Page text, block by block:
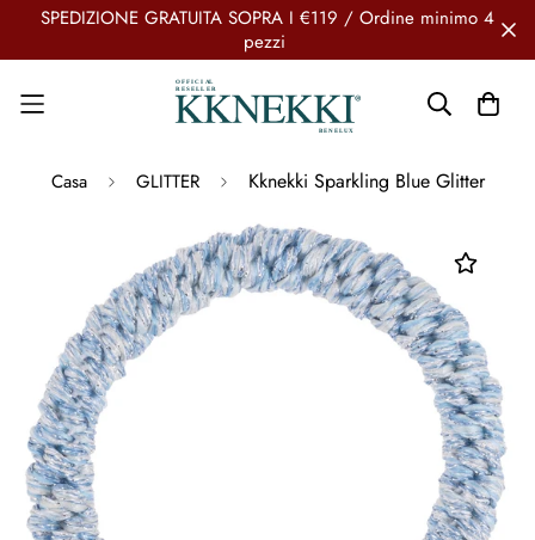
SPEDIZIONE GRATUITA SOPRA I €119 / Ordine minimo 4
pezzi
Casa GLITTER Kknekki Sparkling Blue Glitter